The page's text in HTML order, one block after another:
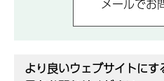
より良いウェブサイトに